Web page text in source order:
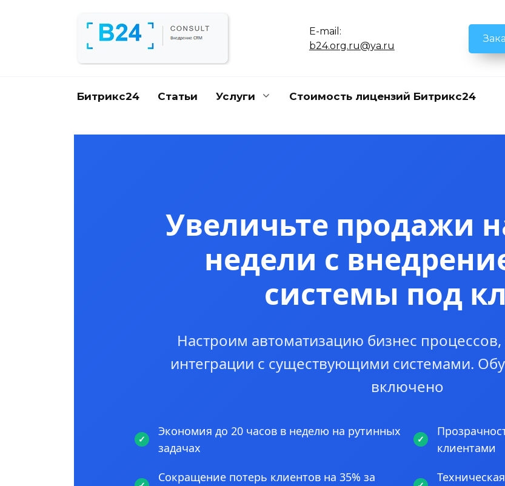
E-mail:
b24.org.ru@ya.ru
Битрикс24 Статьи Услуги Стоимость лицензий Битрикс24
Увеличьте продажи
недели с
системы под
Настроим автоматизацию бизнес
интеграции с существующими системами.
включено
Экономия до 20 часов в неделю на рутинных
задачах
клиентами
Сокращение потерь клиентов на 35% за